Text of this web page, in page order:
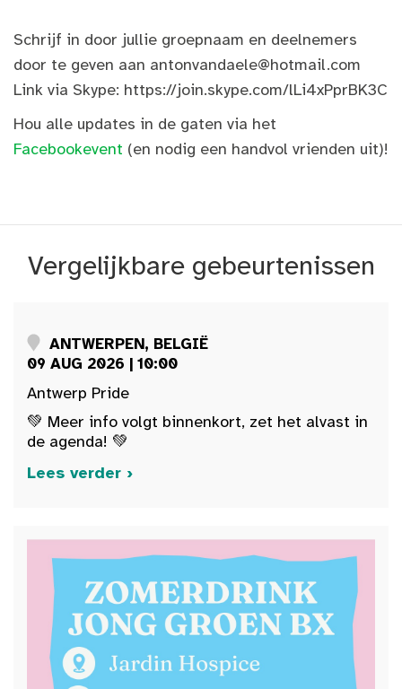
Schrijf in door jullie groepnaam en deelnemers
door te geven aan antonvandaele@hotmail.com
Link via Skype: https://join.skype.com/lLi4xPprBK3C
Hou alle updates in de gaten via het
Facebookevent (en nodig een handvol vrienden uit)!
Vergelijkbare gebeurtenissen
ANTWERPEN, BELGIË
09 AUG 2026 | 10:00
Antwerp Pride
💚 Meer info volgt binnenkort, zet het alvast in
de agenda! 💚
Lees verder ›